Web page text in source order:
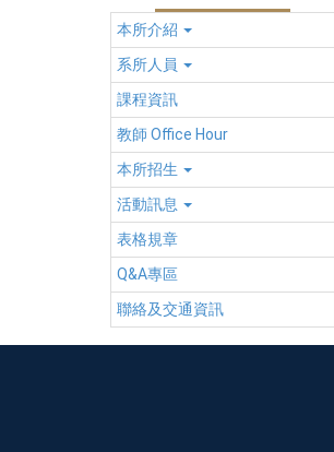
本所介紹
系所人員
課程資訊
教師 Office Hour
本所招生
活動訊息
表格規章
Q&A專區
聯絡及交通資訊